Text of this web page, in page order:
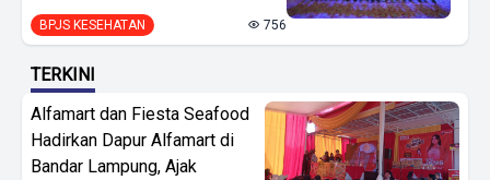
BPJS KESEHATAN 756
TERKINI
Alfamart dan Fiesta Seafood
Hadirkan Dapur Alfamart di
Bandar Lampung, Ajak